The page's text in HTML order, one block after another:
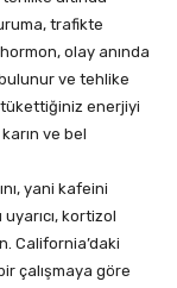
trafikte
olay anında
ve tehlike
tükettiğiniz enerjiyi
ve bel
yani kafeini
kortizol
California’daki
çalışmaya göre